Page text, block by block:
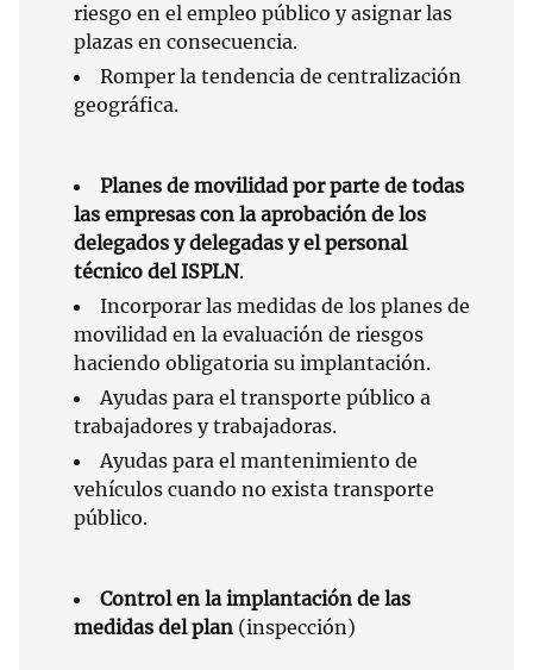
riesgo en el empleo público y asignar las
plazas en consecuencia.
Romper la tendencia de centralización
geográfica.
Planes de movilidad por parte de todas
las empresas con la aprobación de los
delegados y delegadas y el personal
técnico del ISPLN.
Incorporar las medidas de los planes de
movilidad en la evaluación de riesgos
haciendo obligatoria su implantación.
Ayudas para el transporte público a
trabajadores y trabajadoras.
Ayudas para el mantenimiento de
vehículos cuando no exista transporte
público.
Control en la implantación de las
medidas del plan (inspección)